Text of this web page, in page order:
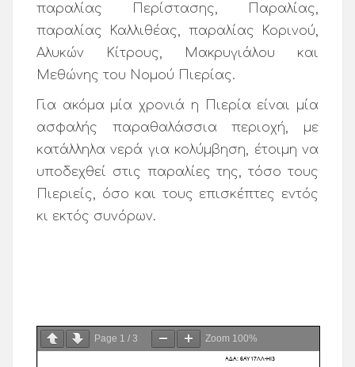
παραλίας Περίστασης, Παραλίας,
παραλίας Καλλιθέας, παραλίας Κορινού,
Αλυκών Κίτρους, Μακρυγιάλου και
Μεθώνης του Νομού Πιερίας.
Για ακόμα μία χρονιά η Πιερία είναι μία
ασφαλής παραθαλάσσια περιοχή, με
κατάλληλα νερά για κολύμβηση, έτοιμη να
υποδεχθεί στις παραλίες της, τόσο τους
Πιεριείς, όσο και τους επισκέπτες εντός
κι εκτός συνόρων.
Page 1 / 3 Zoom 100%